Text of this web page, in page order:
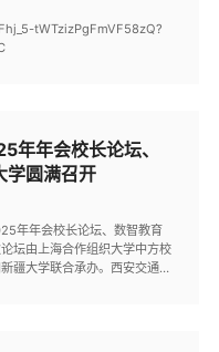
tWTzizPgFmVF58zQ?
年年会校长论坛、
学圆满召开
年年会校长论坛、数智教育
坛由上海合作组织大学中方校
疆大学联合承办。西安交通大